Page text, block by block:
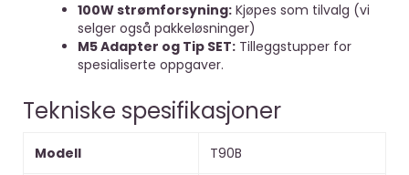
100W strømforsyning: Kjøpes som tilvalg (vi
selger også pakkeløsninger)
M5 Adapter og Tip SET: Tilleggstupper for
spesialiserte oppgaver.
Tekniske spesifikasjoner
Modell T90B